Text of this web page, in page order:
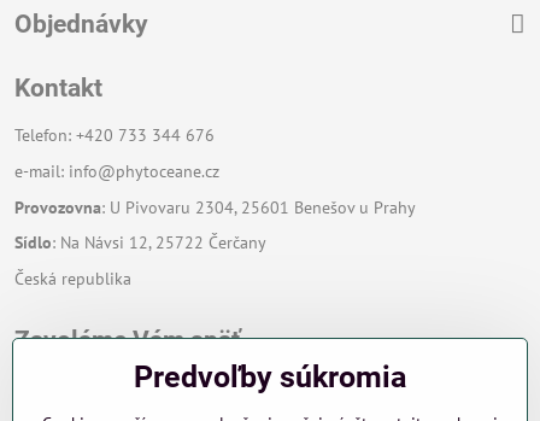
Objednávky
Kontakt
Telefon: +420 733 344 676
e-mail: info@phytoceane.cz
Provozovna: U Pivovaru 2304, 25601 Benešov u Prahy
Sídlo: Na Návsi 12, 25722 Čerčany
Česká republika
Zavoláme Vám späť
Predvoľby súkromia